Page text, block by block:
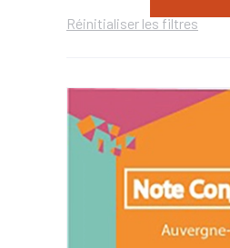
Réinitialiser les filtres